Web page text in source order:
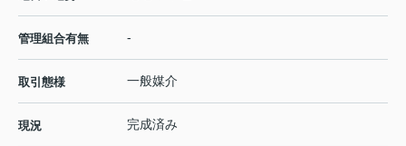
管理組合有無 -
取引態様 一般媒介
現況 完成済み